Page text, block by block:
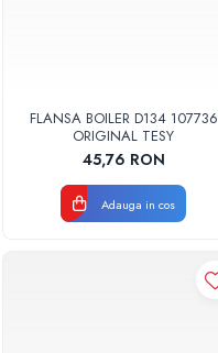
FLANSA BOILER D134 107736
ORIGINAL TESY
45,76 RON
Adauga in cos